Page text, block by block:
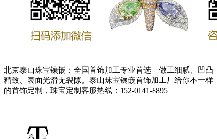
北京泰山珠宝镶嵌：全国首饰加工专业首选，做工细腻、凹凸
精致、表面光滑无裂隙。泰山珠宝镶嵌首饰加工厂给你不一样
的首饰定制，珠宝定制客服热线：152-0141-8895